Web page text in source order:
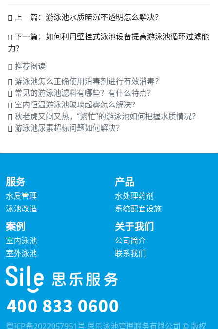
上一篇： 游泳池水质暗沉不透明怎么解决？
下一篇： 如何利用壁挂式泳池设备提高游泳池循环过滤能
力？
推荐阅读
游泳池怎么正确使用消毒剂进行有效消毒？
常见的游泳池滤料有哪些？有什么特点？
室内恒温游泳池玻璃起雾怎么解决？
秋老虎又闷又热，“繁忙”的游泳池如何把握水质情况？
游泳池尿素超标问题如何解决？
粤ICP备2022057951号 思乐泳池管理服务有限公司 © 版权
服务
水质管理
泳池改造
产品
水处理药剂
系统配套设施
案例
室内泳池
室外泳池
关于我们
公司简介
联系我们